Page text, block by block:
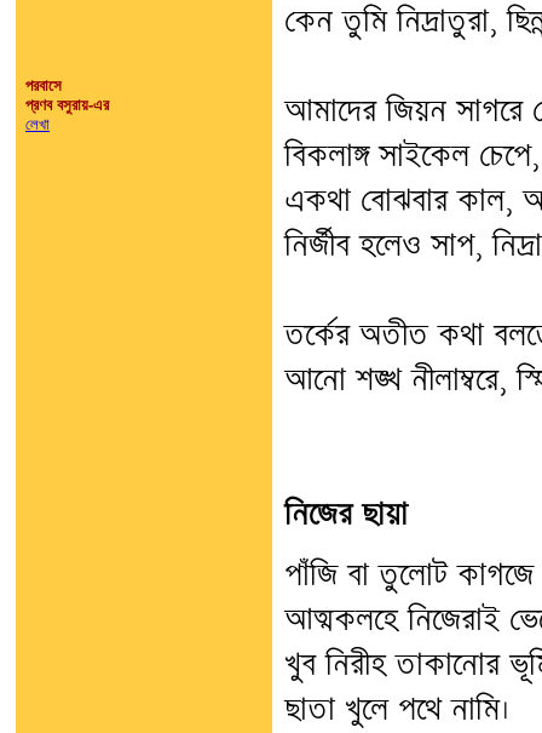
পরবাসে
প্রণব বসুরায়-এর
লেখা
কেন তুমি নিদ্রাতুরা,
আমাদের জিয়ন সাগরে
বিকলাঙ্গ সাইকেল
একথা বোঝবার কাল,
নির্জীব হলেও সাপ,
তর্কের অতীত কথা
আনো শঙ্খ নীলাম্বরে,
নিজের ছায়া
পাঁজি বা তুলোট
আত্মকলহে নিজেরাই
খুব নিরীহ তাকানোর
ছাতা খুলে পথে নামি।